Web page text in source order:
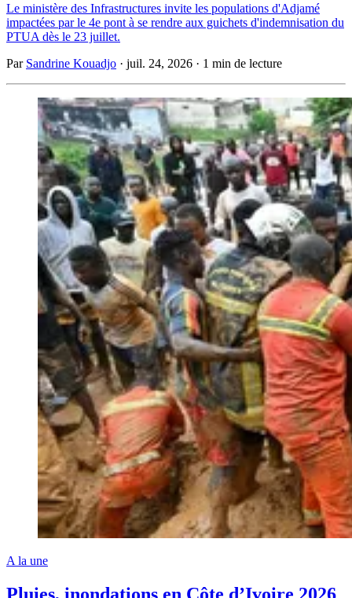
Le ministère des Infrastructures invite les populations d'Adjamé
impactées par le 4e pont à se rendre aux guichets d'indemnisation du
PTUA dès le 23 juillet.
Par Sandrine Kouadjo · juil. 24, 2026 · 1 min de lecture
A la une
Pluies, inondations en Côte d’Ivoire 2026